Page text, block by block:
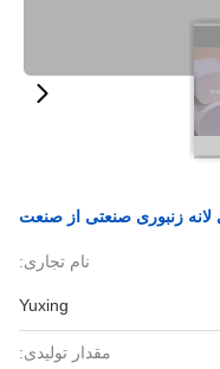
لانه زنبوری صنعتی از صنعت
نام تجاری:
Yuxing
مقدار تولیدی: